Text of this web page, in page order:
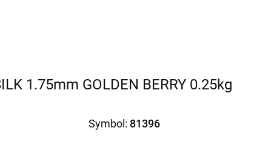
1.75mm GOLDEN BERRY 0.25kg
Symbol: 81396